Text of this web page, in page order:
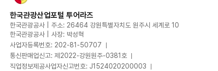
한국관광산업포털 투어라즈
한국관광공사 | 주소: 26464 강원특별자치도 원주시 세계로 10
한국관광공사 | 사장: 박성혁
사업자등록번호: 202-81-50707
통신판매업신고: 제2022-강원원주-0381호
직업정보제공사업자신고번호: J1524020200003